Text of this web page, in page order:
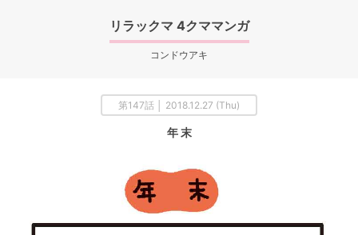
リラックマ 4クママンガ
コンドウアキ
第147話 │ 2018.12.27 (Thu)
年 末